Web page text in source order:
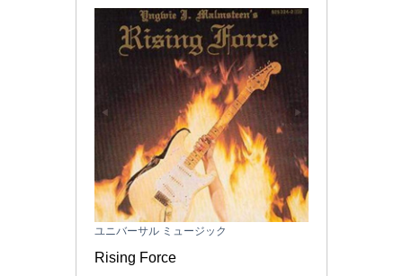
ユニバーサル ミュージック
Rising Force